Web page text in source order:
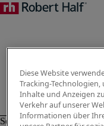
Diese Website
Tracking-
Inhalte und Anzeigen
Verkehr auf unserer
Informationen über